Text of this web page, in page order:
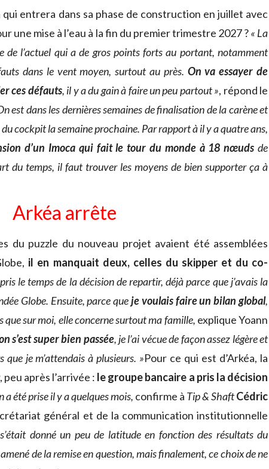
entrera dans sa phase de construction en juillet avec
une mise à l’eau à la fin du premier trimestre 2027 ?« La
de l’actuel qui a de gros points forts au portant, notamment
dans le vent moyen, surtout au près. On va essayer de
ces défauts, il y a du gain à faire un peu partout », répond le
est dans les dernières semaines de finalisation de la carène et
cockpit la semaine prochaine. Par rapport à il y a quatre ans,
d’un Imoca qui fait le tour du monde à 18 nœuds de
du temps, il faut trouver les moyens de bien supporter ça à
Arkéa arrête
du puzzle du nouveau projet avaient été assemblées
il en manquait deux, celles du skipper et du co-
pris le temps de la décision de repartir, déjà parce que j’avais la
Globe. Ensuite, parce queje voulais faire un bilan global,
que sur moi, elle concerne surtout ma famille, explique Yoann
s’est super bien passée, je l’ai vécue de façon assez légère et
que je m’attendais à plusieurs. »Pour ce qui est d’Arkéa, la
après l’arrivée : le groupe bancaire a pris la décision
a été prise il y a quelques mois, confirme à Tip & ShaftCédric
général et de la communication institutionnelle
donné un peu de latitude en fonction des résultats du
de la remise en question, mais finalement, ce choix de ne